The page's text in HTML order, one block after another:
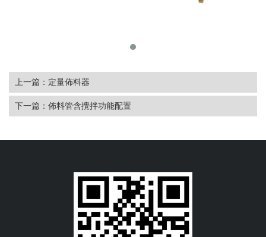
上一篇： 定量佈料器
下一篇： 佈料管含攪拌功能配置